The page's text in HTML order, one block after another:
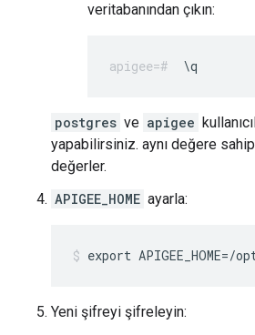
veritabanından çıkın:
\q
postgres ve apigee
yapabilirsiniz. aynı değere
değerler.
APIGEE_HOME ayarla:
export
Yeni şifreyi şifreleyin: